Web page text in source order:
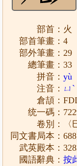
部首：火
部首筆畫：4
部外筆畫：29
總筆畫：33
拼音：yù
注音： ㄩˋ
倉頡：
统一碼：
卷別：〈巳
同文書局本：
武英殿本：
國語辭典：按